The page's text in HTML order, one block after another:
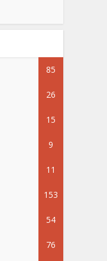
85
26
15
9
11
153
54
76